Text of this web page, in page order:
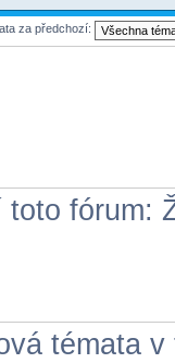
za předchozí:
fórum:
témata v